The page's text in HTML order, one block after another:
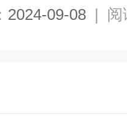
2024-09-08 | 阅